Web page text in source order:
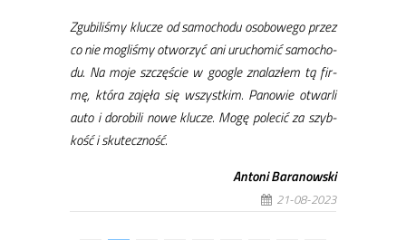
Zgu­bi­li­śmy klu­cze od sa­mo­cho­du oso­bo­we­go przez
co nie mo­gli­śmy otwo­rzyć ani uru­cho­mić sa­mo­cho­
du. Na mo­je szczę­ście w go­ogle zna­la­złem tą fir­
mę, któ­ra za­ję­ła się wszyst­kim. Pa­no­wie otwar­li
au­to i do­ro­bi­li no­we klu­cze. Mo­gę po­le­cić za szyb­
kość i sku­tecz­ność.
An­to­ni Ba­ra­now­ski
21-08-2023